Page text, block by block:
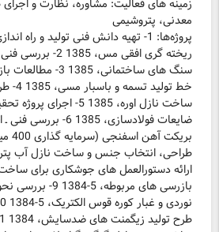
زمینه های فعالیت: مشاوره، نظارت و
معدنی، پتروشیمی
پروژه‌ها: 1- تهیه دانش فنی تولید و راه
ریخته گری افقی مس،
سنگ های ساختمانی،
خط
ساخت نازل اوره، 1385 5-
ضایعات فولادسازی،
ارائه دستورالعمل های جوشکاری برای
بازرسی های مربوطه،